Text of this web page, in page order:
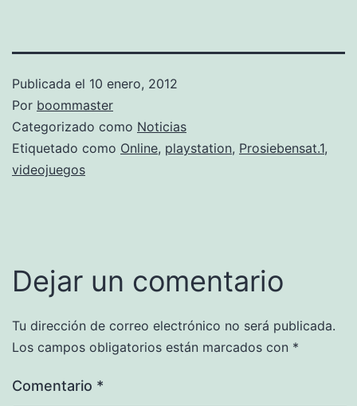
Publicada el 10 enero, 2012
Por boommaster
Categorizado como Noticias
Etiquetado como Online, playstation, Prosiebensat.1,
videojuegos
Dejar un comentario
Tu dirección de correo electrónico no será publicada.
Los campos obligatorios están marcados con *
Comentario *